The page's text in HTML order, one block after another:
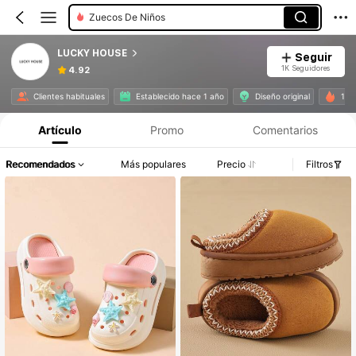
Zuecos De Niños
LUCKY HOUSE
4.92
Seguir
1K Seguidores
Clientes habituales Establecido hace 1 año Diseño original
Artículo Promo Comentarios
Recomendados Más populares Precio Filtros